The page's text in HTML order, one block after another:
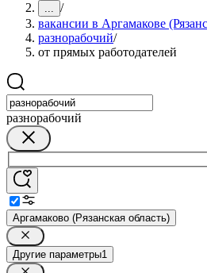
... /
вакансии в Аргамакове
разнорабочий/
от прямых работодателей
разнорабочий
Аргамаково (Рязанская область)
Другие параметры1